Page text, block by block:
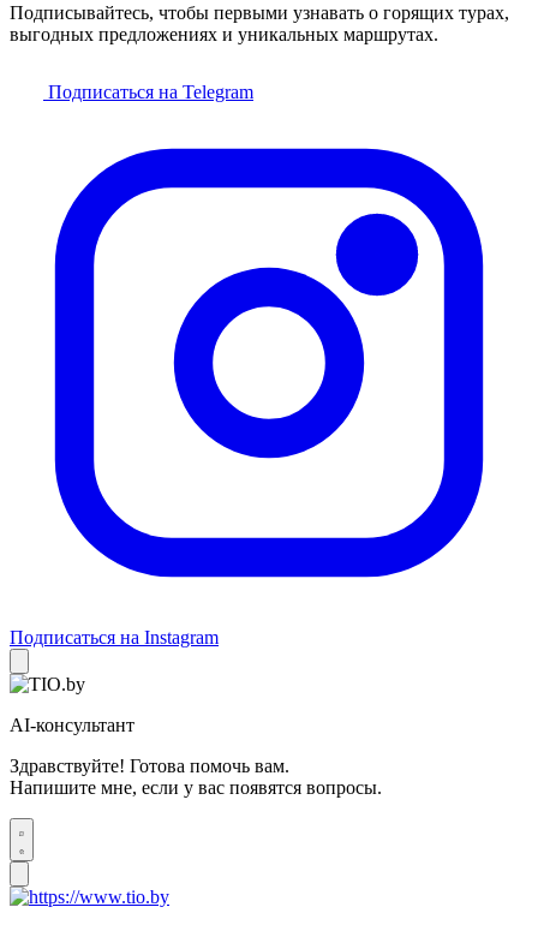
Подписывайтесь, чтобы первыми узнавать о горящих турах,
выгодных предложениях и уникальных маршрутах.
Подписаться на Telegram
Подписаться на Instagram
AI-консультант
Здравствуйте! Готова помочь вам.
Напишите мне, если у вас появятся вопросы.